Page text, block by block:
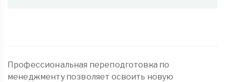
Профессиональная переподготовка по
менеджменту позволяет освоить новую